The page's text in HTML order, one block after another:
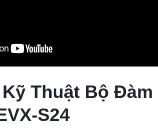
Thuật Bộ Đàm
S24